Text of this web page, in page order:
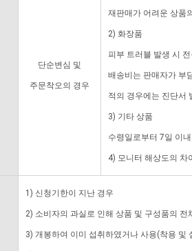
단순변심 및
주문착오의 경우
재판매가 어려운 상품
2) 화장품
피부 트러블 발생 시
배송비는 판매자가 부
적의 경우에는 진단서
3) 기타 상품
수령일로부터 7일 이
4) 모니터 해상도의 차
1) 신청기한이 지난 경우
2) 소비자의 과실로 인해 상품 및 구성품의
3) 개봉하여 이미 섭취하였거나 사용(착용 및